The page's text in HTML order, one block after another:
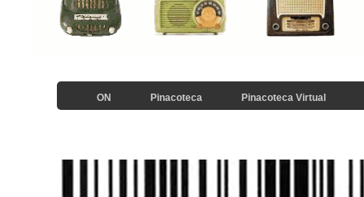
ON Pinacoteca Pinacoteca Virtual